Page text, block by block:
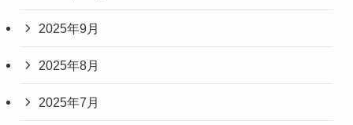
2025年9月
2025年8月
2025年7月